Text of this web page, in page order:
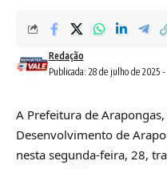
Publicada: 28 de julho de 2025 -
Redação
A Prefeitura de
Desenvolvimento de
nesta segunda-feira, 28,